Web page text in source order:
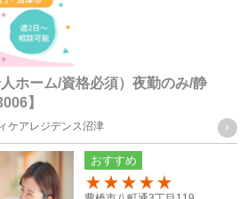
意見、お問い合わせの確認・回答
提供
を除き、お客様の個人情報を第三者
ません。
ホーム/資格必須）夜勤のみ/静
】
ケアレジデンス沼津
おすすめ